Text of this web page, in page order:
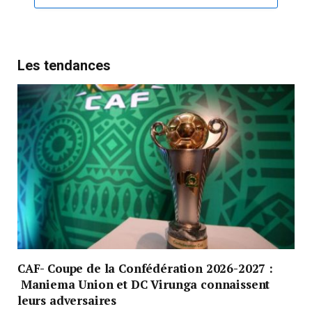
Les tendances
CAF- Coupe de la Confédération 2026-2027 :
Maniema Union et DC Virunga connaissent
leurs adversaires